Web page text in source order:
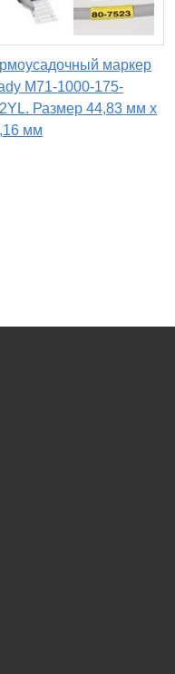
маркер
M71-1000-175-
Размер 44,83 мм х
мм